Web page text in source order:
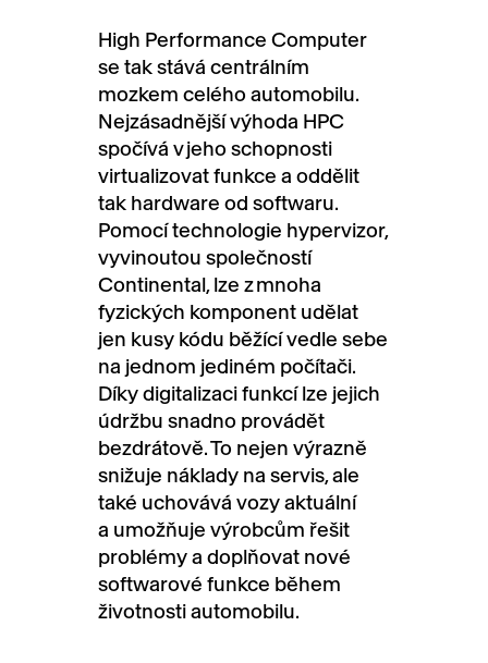
High Performance Computer
se tak stává centrálním
mozkem celého automobilu.
Nejzásadnější výhoda HPC
spočívá v jeho schopnosti
virtualizovat funkce a oddělit
tak hardware od softwaru.
Pomocí technologie hypervizor,
vyvinoutou společností
Continental, lze z mnoha
fyzických komponent udělat
jen kusy kódu běžící vedle sebe
na jednom jediném počítači.
Díky digitalizaci funkcí lze jejich
údržbu snadno provádět
bezdrátově. To nejen výrazně
snižuje náklady na servis, ale
také uchovává vozy aktuální
a umožňuje výrobcům řešit
problémy a doplňovat nové
softwarové funkce během
životnosti automobilu.